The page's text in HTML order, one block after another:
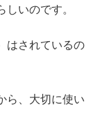
しいのです。
はされているの
ら、大切に使い